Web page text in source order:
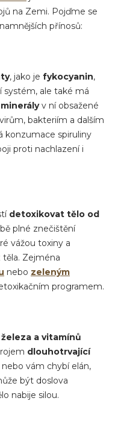
na Zemi. Pojďme se
přínosů:
, jako je fykocyanin,
ale také má
v ní obsažené
bakteriím a dalším
konzumace spiruliny
proti nachlazení i
detoxikovat tělo od
plné znečištění
vážou toxiny a
Zejména
nebo zeleným
programem.
a vitamínů
dlouhotrvající
vám chybí elán,
být doslova
nabije silou.